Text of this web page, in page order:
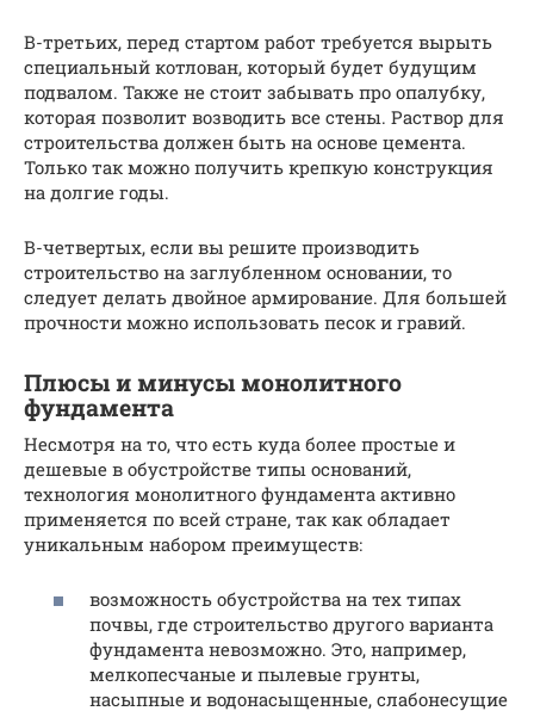
В-третьих, перед стартом работ требуется вырыть
специальный котлован, который будет будущим
подвалом. Также не стоит забывать про опалубку,
которая позволит возводить все стены. Раствор для
строительства должен быть на основе цемента.
Только так можно получить крепкую конструкция
на долгие годы.
В-четвертых, если вы решите производить
строительство на заглубленном основании, то
следует делать двойное армирование. Для большей
прочности можно использовать песок и гравий.
Плюсы и минусы монолитного
фундамента
Несмотря на то, что есть куда более простые и
дешевые в обустройстве типы оснований,
технология монолитного фундамента активно
применяется по всей стране, так как обладает
уникальным набором преимуществ:
возможность обустройства на тех типах
почвы, где строительство другого варианта
фундамента невозможно. Это, например,
мелкопесчаные и пылевые грунты,
насыпные и водонасыщенные, слабонесущие